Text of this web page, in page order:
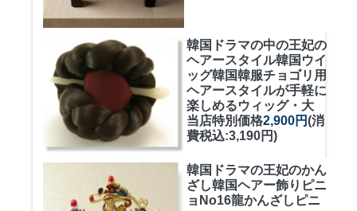
韓国ドラマの中の王妃の
ヘアースタイル韓国ウイ
ッグ韓国韓服チョゴリ用
ヘアースタイルが手軽に
楽しめるウィッグ・大
当店特別価格2,900円(消
費税込:3,190円)
韓国ドラマの王妃のかん
ざし韓国ヘアー飾りピニ
ョNo16龍かんざしピニ